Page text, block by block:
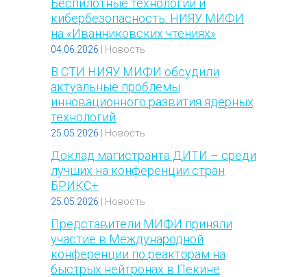
Беспилотные технологии и
кибербезопасность: НИЯУ МИФИ
на «Иванниковских чтениях»
04.06.2026 Новость
В СТИ НИЯУ МИФИ обсудили
актуальные проблемы
инновационного развития ядерных
технологий
25.05.2026 Новость
Доклад магистранта ДИТИ – среди
лучших на конференции стран
БРИКС+
25.05.2026 Новость
Представители МИФИ приняли
участие в Международной
конференции по реакторам на
быстрых нейтронах в Пекине